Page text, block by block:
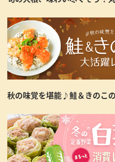
秋の味覚を堪能♪鮭＆きのこ